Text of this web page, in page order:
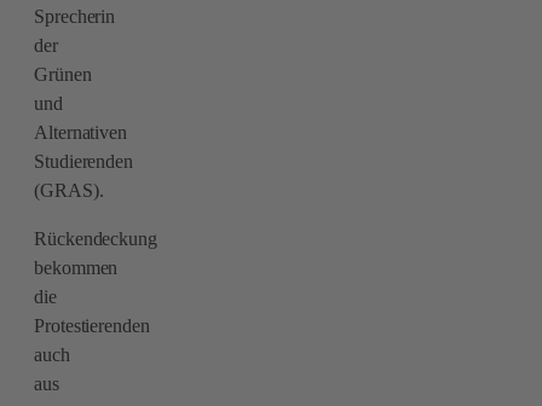
Sprecherin
der
Grünen
und
Alternativen
Studierenden
(GRAS).
Rückendeckung
bekommen
die
Protestierenden
auch
aus